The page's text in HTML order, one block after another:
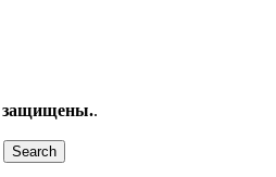
защищены..
Search